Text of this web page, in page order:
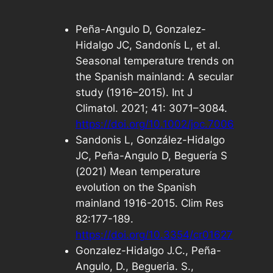
Peña-Angulo D, Gonzalez-
Hidalgo JC, Sandonís L, et al.
Seasonal temperature trends on
the Spanish mainland: A secular
study (1916–2015). Int J
Climatol. 2021; 41: 3071–3084.
https://doi.org/10.1002/joc.7006
Sandonis L, González-Hidalgo
JC, Peña-Angulo D, Beguería S
(2021) Mean temperature
evolution on the Spanish
mainland 1916-2015. Clim Res
82:177-189.
https://doi.org/10.3354/cr01627
Gonzalez-Hidalgo J.C., Peña-
Angulo, D., Begueria. S.,